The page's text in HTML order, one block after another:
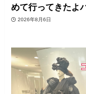
めて行ってきたよ
2026年8月6日